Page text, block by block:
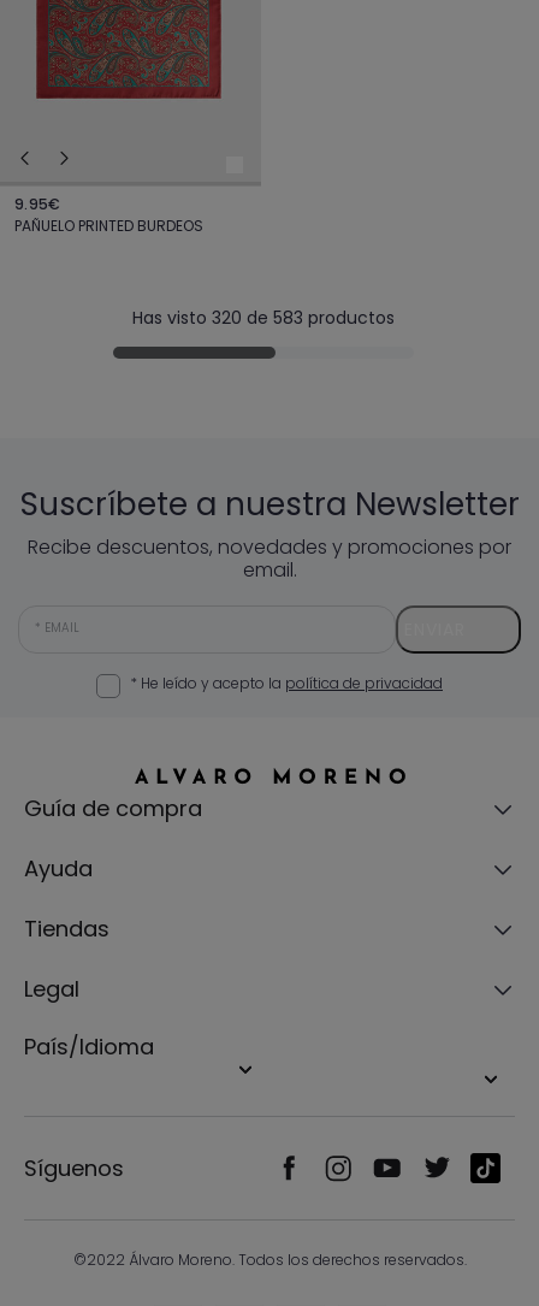
9.95€
PAÑUELO PRINTED BURDEOS
Has visto 320 de 583 productos
Suscríbete a nuestra Newsletter
Recibe descuentos, novedades y promociones por
email.
EMAIL
* He leído y acepto la política de privacidad
Guía de compra
Ayuda
Tiendas
Legal
País/Idioma
Síguenos
©2022 Álvaro Moreno. Todos los derechos reservados.